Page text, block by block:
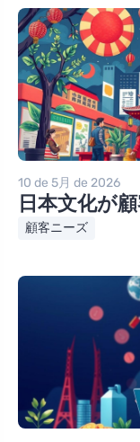
10 de 5月 de 2026
日本文化が
顧客ニーズ